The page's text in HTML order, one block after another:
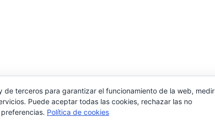
Contactar
de terceros para garantizar el funcionamiento de la web, medir
Puede aceptar todas las cookies, rechazar las no
Política de cookies